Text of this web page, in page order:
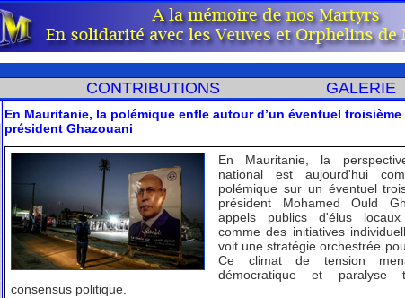
CONTRIBUTIONS GALERIE
En Mauritanie, la polémique enfle autour d’un éventuel troisième
président Ghazouani
En Mauritanie, la
national est aujourd'hui
polémique sur un éventuel
président Mohamed Ould
appels publics d'élus
comme des initiatives
voit une stratégie orchestrée
Ce climat de tension
démocratique et
consensus politique.